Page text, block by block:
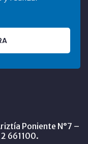
Poniente N°7 –
661100.